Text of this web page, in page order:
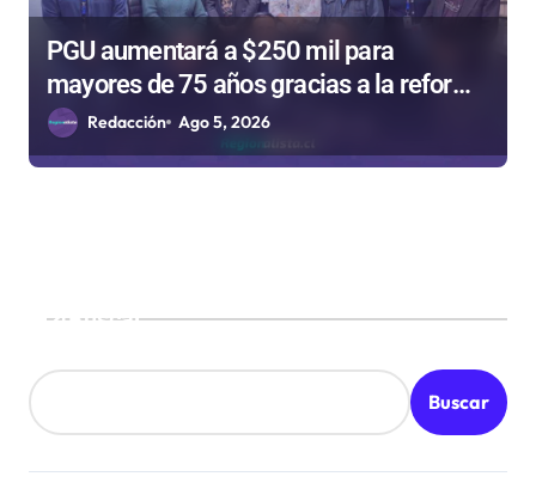
PGU aumentará a $250 mil para
mayores de 75 años gracias a la reforma
aprobada el 2025
Redacción Ago 5, 2026
Buscar
Buscar